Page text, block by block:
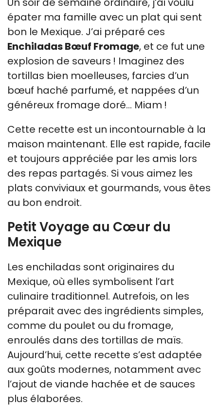
épater ma famille avec un plat qui sent
bon le Mexique. J’ai préparé ces
Enchiladas Bœuf Fromage, et ce fut une
explosion de saveurs ! Imaginez des
tortillas bien moelleuses, farcies d’un
bœuf haché parfumé, et nappées d’un
généreux fromage doré… Miam !
Cette recette est un incontournable à la
maison maintenant. Elle est rapide, facile
et toujours appréciée par les amis lors
des repas partagés. Si vous aimez les
plats conviviaux et gourmands, vous êtes
au bon endroit.
Petit Voyage au Cœur du
Mexique
Les enchiladas sont originaires du
Mexique, où elles symbolisent l’art
culinaire traditionnel. Autrefois, on les
préparait avec des ingrédients simples,
comme du poulet ou du fromage,
enroulés dans des tortillas de maïs.
Aujourd’hui, cette recette s’est adaptée
aux goûts modernes, notamment avec
l’ajout de viande hachée et de sauces
plus élaborées.